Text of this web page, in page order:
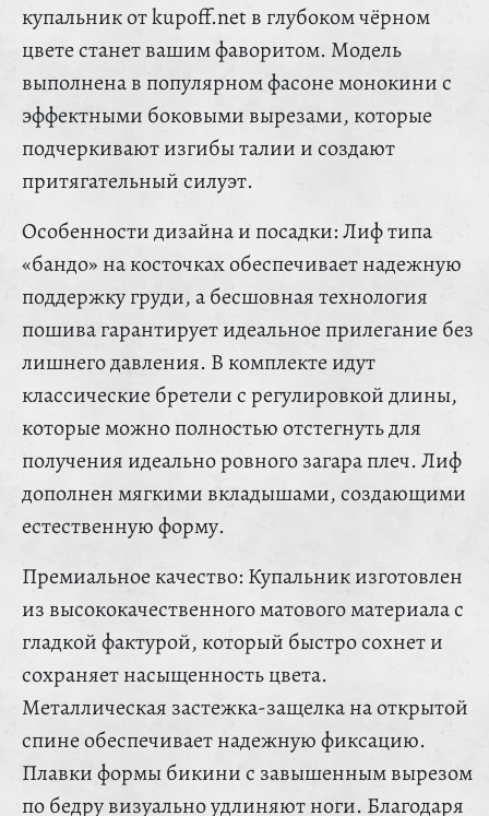
купальник от kupoff.net в глубоком чёрном
цвете станет вашим фаворитом. Модель
выполнена в популярном фасоне монокини с
эффектными боковыми вырезами, которые
подчеркивают изгибы талии и создают
притягательный силуэт.
Особенности дизайна и посадки: Лиф типа
«бандо» на косточках обеспечивает надежную
поддержку груди, а бесшовная технология
пошива гарантирует идеальное прилегание без
лишнего давления. В комплекте идут
классические бретели с регулировкой длины,
которые можно полностью отстегнуть для
получения идеально ровного загара плеч. Лиф
дополнен мягкими вкладышами, создающими
естественную форму.
Премиальное качество: Купальник изготовлен
из высококачественного матового материала с
гладкой фактурой, который быстро сохнет и
сохраняет насыщенность цвета.
Металлическая застежка-защелка на открытой
спине обеспечивает надежную фиксацию.
Плавки формы бикини с завышенным вырезом
по бедру визуально удлиняют ноги. Благодаря